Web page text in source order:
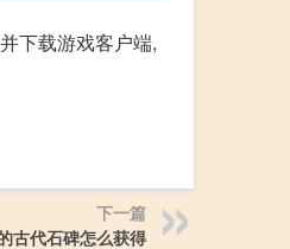
下载游戏客户端,
下一篇
古代石碑怎么获得